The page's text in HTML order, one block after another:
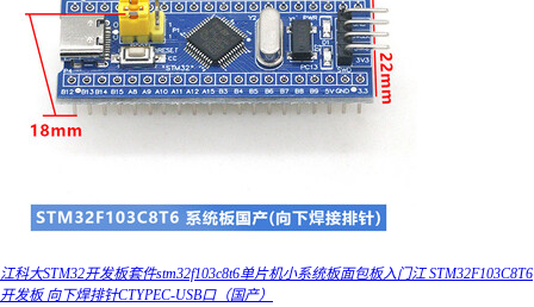
江科大STM32开发板套件stm32f103c8t6单片机小系统板面包板入门江 STM32F103C8T6
开发板 向下焊排针CTYPEC-USB口（国产）